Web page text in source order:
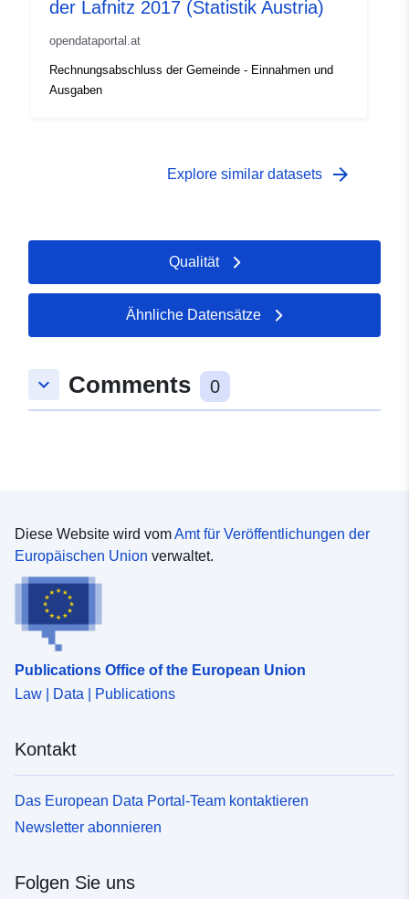
der Lafnitz 2017 (Statistik Austria)
opendataportal.at
Rechnungsabschluss der Gemeinde - Einnahmen und
Ausgaben
Explore similar datasets arrow_forward
Qualität
Ähnliche Datensätze
keyboard_arrow_down Comments 0
Diese Website wird vomAmt für Veröffentlichungen der
Europäischen Union verwaltet.
Publications Office of the European Union
Law | Data | Publications
Kontakt
Das European Data Portal-Team kontaktieren
Newsletter abonnieren
Folgen Sie uns